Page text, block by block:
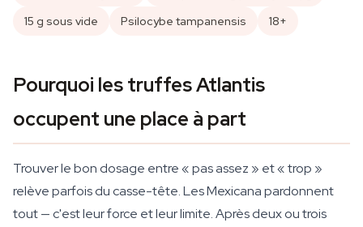
15 g sous vide
Psilocybe tampanensis 18+
Pourquoi les truffes Atlantis
occupent une place à part
Trouver le bon dosage entre « pas assez » et « trop »
relève parfois du casse-tête. Les Mexicana pardonnent
tout — c'est leur force et leur limite. Après deux ou trois